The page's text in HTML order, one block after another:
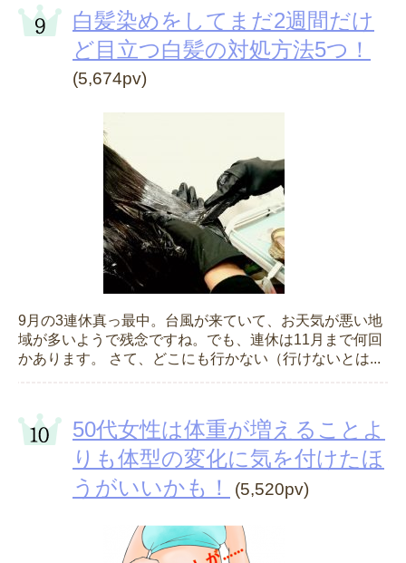
白髪染めをしてまだ2週間だけ
ど目立つ白髪の対処方法5つ！
(5,674pv)
9月の3連休真っ最中。台風が来ていて、お天気が悪い地
域が多いようで残念ですね。でも、連休は11月まで何回
かあります。 さて、どこにも行かない（行けないとは...
50代女性は体重が増えることよ
りも体型の変化に気を付けたほ
うがいいかも！
(5,520pv)